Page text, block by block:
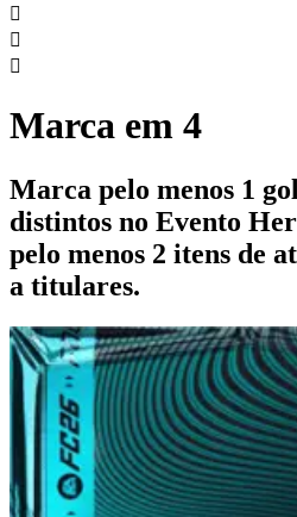



Marca em 4
Marca pelo menos 1
distintos no Evento
pelo menos 2 itens de
a titulares.